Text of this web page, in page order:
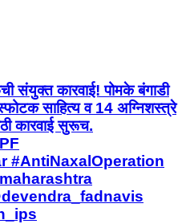
संयुक्त कारवाई! पोमके बंगाडी
साहित्य व 14 अग्निशस्त्रे
कारवाई सुरूच.
#AntiNaxalOperation